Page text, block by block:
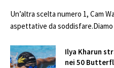
Un’altra scelta numero 1, Cam
aspettative da
Ilya Kharun
nei 50